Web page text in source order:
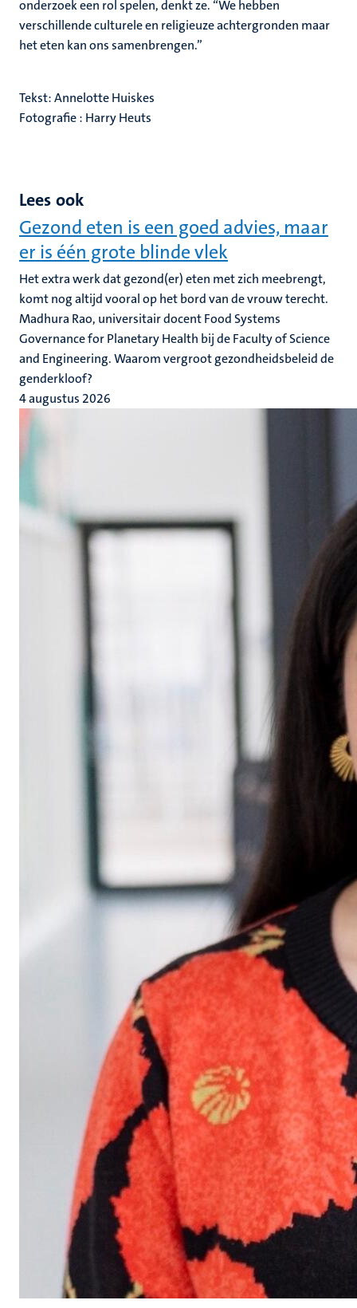
onderzoek een rol spelen, denkt ze. “We hebben
verschillende culturele en religieuze achtergronden maar
het eten kan ons samenbrengen.”
Tekst: Annelotte Huiskes
Fotografie : Harry Heuts
Lees ook
Gezond eten is een goed advies, maar
er is één grote blinde vlek
Het extra werk dat gezond(er) eten met zich meebrengt,
komt nog altijd vooral op het bord van de vrouw terecht.
Madhura Rao, universitair docent Food Systems
Governance for Planetary Health bij de Faculty of Science
and Engineering. Waarom vergroot gezondheidsbeleid de
genderkloof?
4 augustus 2026